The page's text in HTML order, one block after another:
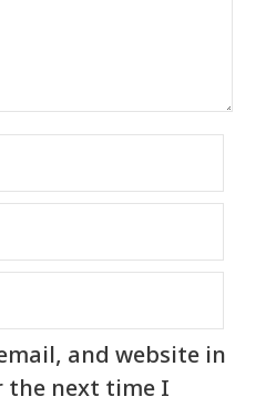
and website in
the next time I